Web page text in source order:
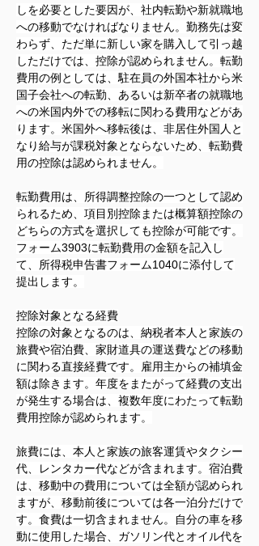
しを必要とした要因が、社内転勤や新就職地
への移動でなければなりません。勤務先は変
わらず、ただ単に新しい家を購入して引っ越
しただけでは、控除が認められません。転勤
費用の例としては、駐在員の外国本社から米
国子会社への転勤、あるいは新卒者の就職地
への米国内外での移転に関わる費用などがあ
ります。米国外へ移転後は、非居住外国人と
なり給与が課税対象とならないため、転勤費
用の控除は認められません。
転勤費用は、所得調整控除の一つとして認め
られるため、項目別控除または概算額控除の
どちらの方式を選択しても控除が可能です。
フォーム3903に転勤費用の金額を記入し
て、所得税申告書フォーム1040に添付して
提出します。
控除対象となる経費
控除の対象となるのは、納税者本人と家族の
旅費や宿泊費、家財道具の運送費などの移動
に関わる直接経費です。雇用主からの補填金
額は除きます。年度をまたがって経費の支出
が発生する場合は、複数年度にわたって転勤
費用控除が認められます。
旅費には、本人と家族の旅客運賃やタクシー
代、レンタカー代などが含まれます。宿泊費
は、移動中の費用については全額が認められ
ますが、移動前後については各一泊分だけで
す。食費は一切含まれません。自分の車を移
動に使用した場合、ガソリン代とオイル代を